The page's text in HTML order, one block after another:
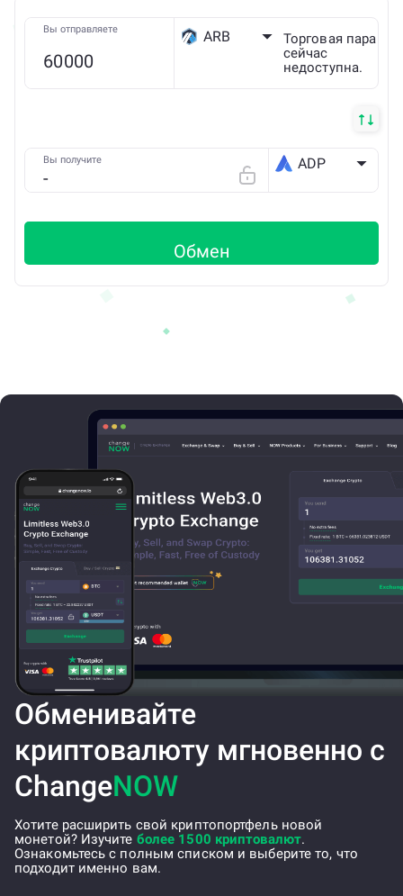
Вы отправляете ARB
Торговая пара
сейчас
недоступна.
Вы получите ADP
Обмен
Обменивайте
криптовалюту мгновенно с
ChangeNOW
Хотите расширить свой криптопортфель новой
монетой? Изучите более 1500 криптовалют.
Ознакомьтесь с полным списком и выберите то, что
подходит именно вам.